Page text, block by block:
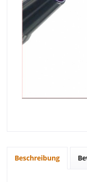
Beschreibung